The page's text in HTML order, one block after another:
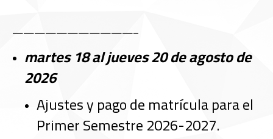
———————————–
martes 18 al jueves 20 de agosto de
2026
Ajustes y pago de matrícula para el
Primer Semestre 2026-2027.